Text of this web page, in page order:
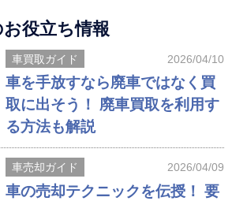
役立ち情報
車買取ガイド 2026/04/10
車を手放すなら廃車ではなく買
取に出そう！ 廃車買取を利用す
る方法も解説
車売却ガイド 2026/04/09
車の売却テクニックを伝授！ 要